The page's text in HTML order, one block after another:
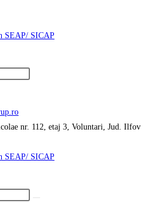
SEAP/ SICAP
nr. 112, etaj 3, Voluntari, Jud. Ilfov
SEAP/ SICAP